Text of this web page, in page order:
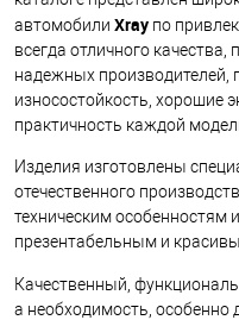
автомобили Xray по
всегда отличного
надежных производителей,
износостойкость, хорошие
практичность каждой
Изделия изготовлены
отечественного
техническим особенностям
презентабельным и
Качественный,
а необходимость, особенно